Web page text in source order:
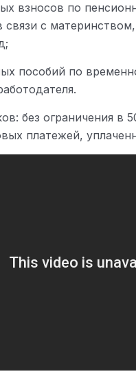
взносов по
связи с
пособий по
без ограничения в
платежей,